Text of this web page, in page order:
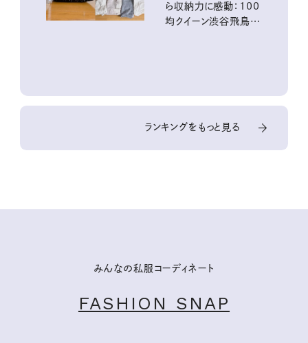
ら収納力に感動：100
均クイーン渋谷飛鳥の
ランキングをもっと見る
みんなの私服コーディネート
FASHION SNAP